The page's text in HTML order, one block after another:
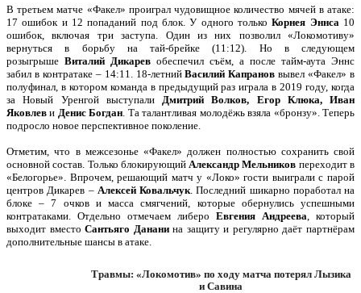
В третьем матче «Факел» проиграл чудовищное количество мячей в атаке:
17 ошибок и 12 попаданий под блок. У одного толькоКорнея Эннса10
ошибок, включая три заступа. Один из них позволил «Локомотиву»
вернуться в борьбу на тай-брейке (11:12). Но в следующем
розыгрыше Виталий Дикарев обеспечил съём, а после тайм-аута Эннс
забил в контратаке – 14:11. 18-летнийВасилий Капранов вывел «Факел» в
полуфинал, в котором команда в предыдущий раз играла в 2019 году, когда
за Новый Уренгой выступали Дмитрий Волков, Егор Клюка, Иван
Яковлев и Денис Богдан. Та талантливая молодёжь взяла «бронзу». Теперь
подросло новое перспективное поколение.
Отметим, что в межсезонье «Факел» должен полностью сохранить свой
основной состав. Только блокирующийАлександр Мельников переходит в
«Белогорье». Впрочем, решающий матч у «Локо» гости выиграли с парой
центров Дикарев – Алексей Ковальчук. Последний шикарно поработал на
блоке – 7 очков и масса смягчений, которые обернулись успешными
контратаками. Отдельно отмечаем либеро Евгения Андреева, который
выходит вместоСантьяго Дананина защиту и регулярно даёт партнёрам
дополнительные шансы в атаке.
Травмы: «Локомотив» по ходу матча потерял Лызика
и Савина